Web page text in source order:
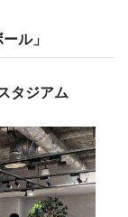
ル」
タジアム